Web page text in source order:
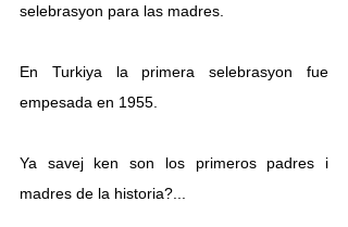
selebrasyon para las madres.
En Turkiya la primera selebrasyon fue
empesada en 1955.
Ya savej ken son los primeros padres i
madres de la historia?...